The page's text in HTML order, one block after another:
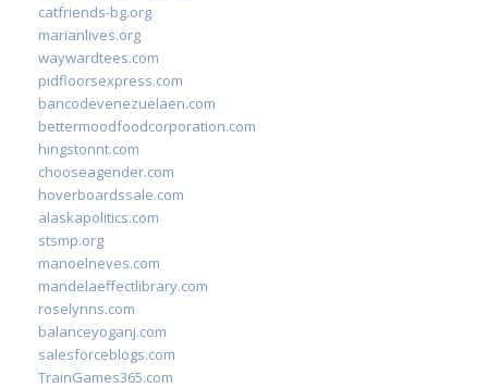
catfriends-bg.org
marianlives.org
waywardtees.com
pidfloorsexpress.com
bancodevenezuelaen.com
bettermoodfoodcorporation.com
hingstonnt.com
chooseagender.com
hoverboardssale.com
alaskapolitics.com
stsmp.org
manoelneves.com
mandelaeffectlibrary.com
roselynns.com
balanceyoganj.com
salesforceblogs.com
TrainGames365.com